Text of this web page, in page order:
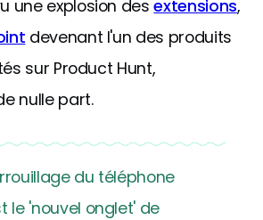
une explosion desextensions,
devenant l'un des produits
sur Product Hunt,
nulle part.
du téléphone
le 'nouvel onglet' de